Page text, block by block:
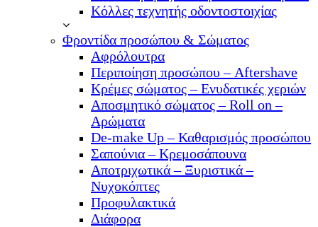
Κόλλες τεχνητής οδοντοστοιχίας
Φροντίδα προσώπου & Σώματος
Αφρόλουτρα
Περιποίηση προσώπου – Aftershave
Κρέμες σώματος – Ενυδατικές χεριών
Αποσμητικό σώματος – Roll on –
Αρώματα
De-make Up – Καθαρισμός προσώπου
Σαπούνια – Κρεμοσάπουνα
Αποτριχωτικά – Ξυριστικά –
Νυχοκόπτες
Προφυλακτικά
Διάφορα